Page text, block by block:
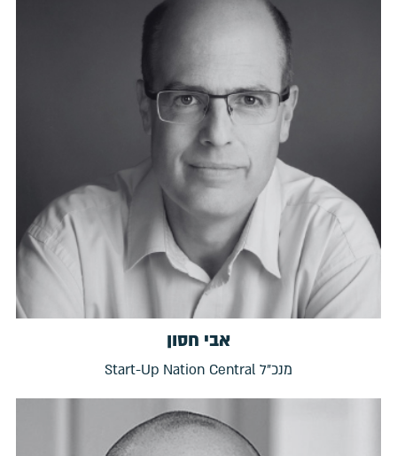
אבי חסון
מנכ"ל Start-Up Nation Central